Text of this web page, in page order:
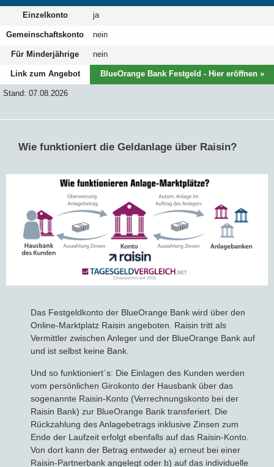
Einzelkonto ja
Gemeinschaftskonto nein
Für Minderjährige nein
Link zum Angebot BlueOrange Bank Festgeld - Hier eröffnen »
Stand: 07.08.2026
Wie funktioniert die Geldanlage über Raisin?
Das Festgeldkonto der BlueOrange Bank wird über den
Online-Marktplatz Raisin angeboten. Raisin tritt als
Vermittler zwischen Anleger und der BlueOrange Bank auf
und ist selbst keine Bank.
Und so funktioniert´s: Die Einlagen des Kunden werden
vom persönlichen Girokonto der Hausbank über das
sogenannte Raisin-Konto (Verrechnungskonto bei der
Raisin Bank) zur BlueOrange Bank transferiert. Die
Rückzahlung des Anlagebetrags inklusive Zinsen zum
Ende der Laufzeit erfolgt ebenfalls auf das Raisin-Konto.
Von dort kann der Betrag entweder a) erneut bei einer
Raisin-Partnerbank angelegt oder b) auf das individuelle